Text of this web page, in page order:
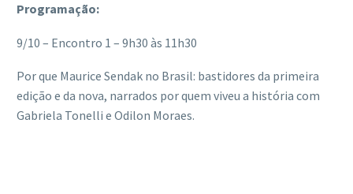
Programação:
9/10 – Encontro 1 – 9h30 às 11h30
Por que Maurice Sendak no Brasil: bastidores da primeira
edição e da nova, narrados por quem viveu a história com
Gabriela Tonelli e Odilon Moraes.